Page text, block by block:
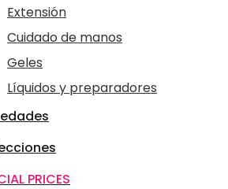
Extensión
Cuidado de manos
Geles
Líquidos y preparadores
PRICES